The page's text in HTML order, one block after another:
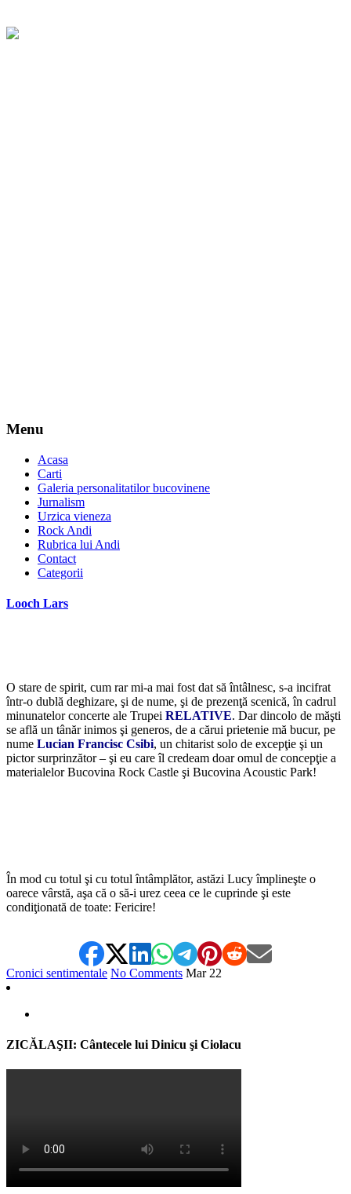
Menu
Acasa
Carti
Galeria personalitatilor bucovinene
Jurnalism
Urzica vieneza
Rock Andi
Rubrica lui Andi
Contact
Categorii
Looch Lars
O stare de spirit, cum rar mi-a mai fost dat să întâlnesc, s-a incifrat
într-o dublă deghizare, şi de nume, şi de prezenţă scenică, în cadrul
minunatelor concerte ale Trupei RELATIVE. Dar dincolo de măşti
se află un tânăr inimos şi generos, de a cărui prietenie mă bucur, pe
nume Lucian Francisc Csibi, un chitarist solo de excepţie şi un
pictor surprinzător – şi eu care îl credeam doar omul de concepţie a
materialelor Bucovina Rock Castle şi Bucovina Acoustic Park!
În mod cu totul şi cu totul întâmplător, astăzi Lucy împlineşte o
oarece vârstă, aşa că o să-i urez ceea ce le cuprinde şi este
condiţionată de toate: Fericire!
Cronici sentimentale No Comments Mar 22
ZICĂLAŞII: Cântecele lui Dinicu şi Ciolacu